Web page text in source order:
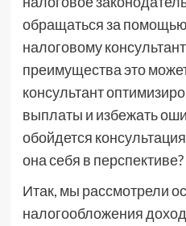
обращаться за
налоговому
преимущества это
консультант
выплаты и избежать
обойдется
она себя в перспективе?
Итак, мы рассмотрели
налогообложения